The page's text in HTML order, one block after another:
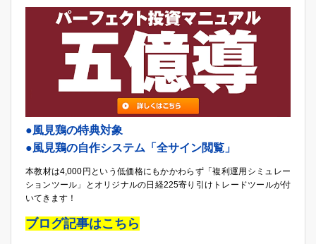
●風見鶏の特典対象
●風見鶏の自作システム「全サイン閲覧」
本教材は4,000円という低価格にもかかわらず「複利運用シミュレー
ションツール」とオリジナルの日経225寄り引けトレードツールが付
いてきます！
ブログ記事はこちら